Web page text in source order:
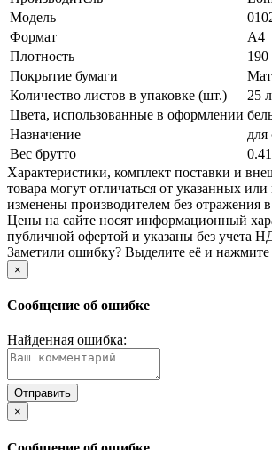
Модель
Формат
A4
Плотность
190
Покрытие бумаги
Количество листов в упаковке (шт.)
25 л
Цвета, использованные в оформлении
Назначение
для
Вес брутто
Xарактеристики, комплект поставки и
товара могут отличаться от указанных
изменены производителем без отражения в
Цены на сайте носят информационный
публичной офертой и указаны без учета
Заметили ошибку? Выделите её и
×
Сообщение об ошибке
Найденная ошибка:
×